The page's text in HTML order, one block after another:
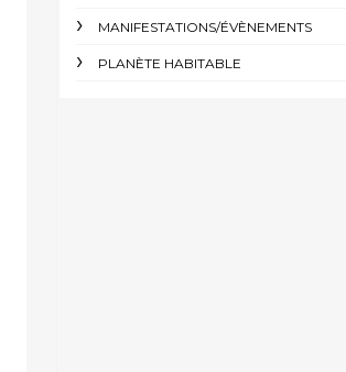
MANIFESTATIONS/ÉVÈNEMENTS
PLANÈTE HABITABLE